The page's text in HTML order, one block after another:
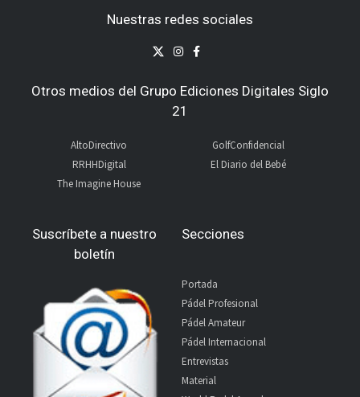
Nuestras redes sociales
Otros medios del Grupo Ediciones Digitales Siglo
21
AltoDirectivo
RRHHDigital
The Imagine House
GolfConfidencial
El Diario del Bebé
Suscríbete a nuestro
boletín
Secciones
Portada
Pádel Profesional
Pádel Amateur
Pádel Internacional
Entrevistas
Material